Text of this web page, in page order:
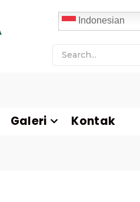
Indonesian
Galeri Kontak